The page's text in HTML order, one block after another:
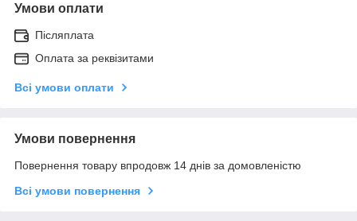
Умови оплати
Післяплата
Оплата за реквізитами
Всі умови оплати
Умови повернення
Повернення товару впродовж 14 днів за домовленістю
Всі умови повернення